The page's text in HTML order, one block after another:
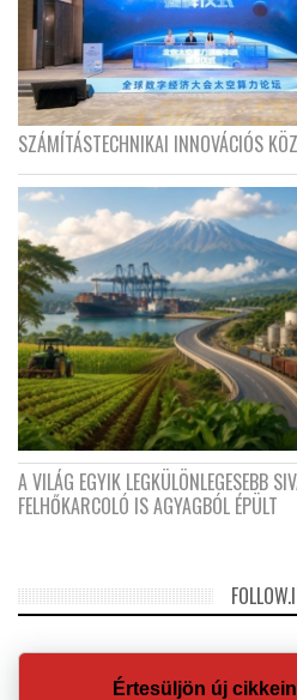
SZÁMÍTÁSTECHNIKAI INNOVÁCIÓS
A VILÁG EGYIK LEGKÜLÖNLEGESEBB
FELHŐKARCOLÓ IS AGYAGBÓL ÉPÜLT
Értesüljön új